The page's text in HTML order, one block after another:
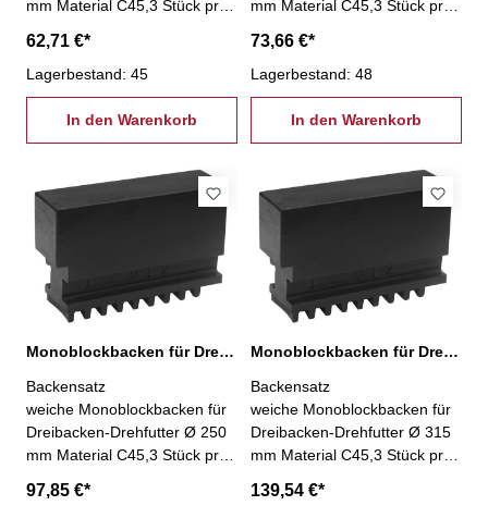
mm Material C45,3 Stück pro
62,71 €*
Lagerbestand: 45
In den Warenkorb
mm Material C45,3 Stück pro
73,66 €*
Lagerbestand: 48
In den Warenkorb
Monoblockbacken für Dreibacken-Drehfutter Ø 250 mm
Backensatz
weiche Monoblockbacken für
Dreibacken-Drehfutter Ø 250
mm Material C45,3 Stück pro
97,85 €*
Monoblockbacken für Dreibacken-Drehfutter Ø 315 mm
Backensatz
weiche Monoblockbacken für
Dreibacken-Drehfutter Ø 315
mm Material C45,3 Stück pro
139,54 €*